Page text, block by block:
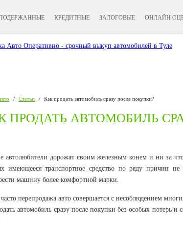
КРЕДИТНЫЕ ЗАЛОГОВЫЕ ОНЛАЙН
/ Статьи / Как продать автомобиль сразу после покупки?
ПРОДАТЬ АВТОМОБИЛЬ
автолюбители дорожат своим железным конем и ни за
имеющееся транспортное средство по ряду причин
машину более комфортной марки.
перепродажа авто совершается с несоблюдением
автомобиль сразу после покупки без особых потерь